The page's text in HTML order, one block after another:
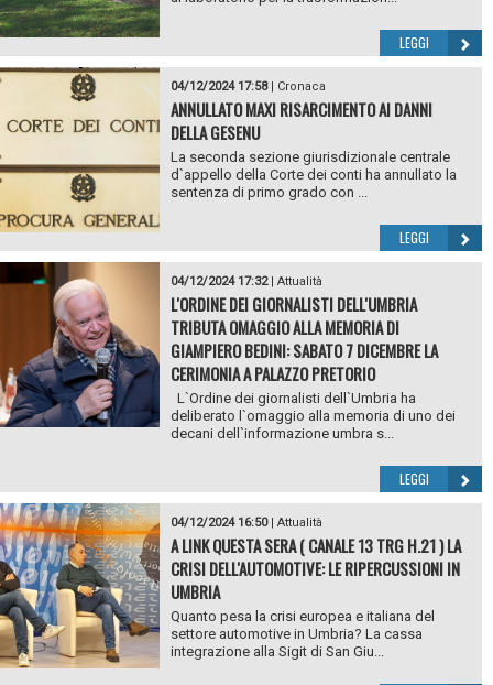
LEGGI
04/12/2024 17:58| Cronaca
ANNULLATO MAXI RISARCIMENTO AI DANNI
DELLA GESENU
La seconda sezione giurisdizionale centrale
d`appello della Corte dei conti ha annullato la
sentenza di primo grado con ...
LEGGI
04/12/2024 17:32| Attualità
L'ORDINE DEI GIORNALISTI DELL'UMBRIA
TRIBUTA OMAGGIO ALLA MEMORIA DI
GIAMPIERO BEDINI: SABATO 7 DICEMBRE LA
CERIMONIA A PALAZZO PRETORIO
L`Ordine dei giornalisti dell`Umbria ha
deliberato l`omaggio alla memoria di uno dei
decani dell`informazione umbra s...
LEGGI
04/12/2024 16:50| Attualità
A LINK QUESTA SERA ( CANALE 13 TRG H.21 ) LA
CRISI DELL'AUTOMOTIVE: LE RIPERCUSSIONI IN
UMBRIA
Quanto pesa la crisi europea e italiana del
settore automotive in Umbria? La cassa
integrazione alla Sigit di San Giu...